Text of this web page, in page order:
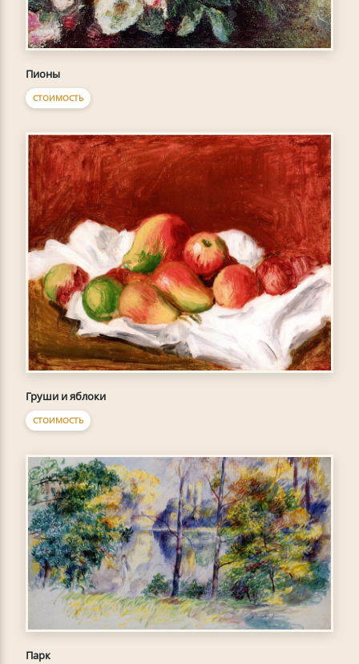
Пионы
СТОИМОСТЬ
Груши и яблоки
СТОИМОСТЬ
Парк